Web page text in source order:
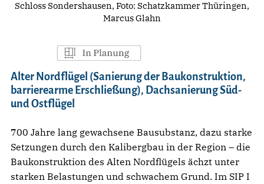
Schloss Sondershausen, Foto: Schatzkammer Thüringen,
Marcus Glahn
Alter Nordflügel (Sanierung der Baukonstruktion,
barrierearme Erschließung), Dachsanierung Süd-
und Ostflügel
700 Jahre lang gewachsene Bausubstanz, dazu starke
Setzungen durch den Kalibergbau in der Region – die
Baukonstruktion des Alten Nordflügels ächzt unter
starken Belastungen und schwachem Grund. Im SIP I